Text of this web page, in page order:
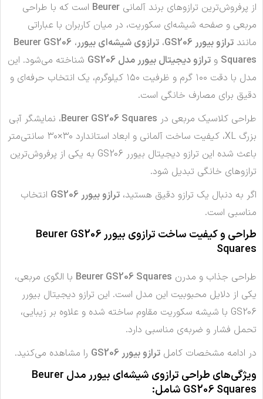
از پرفروش‌ترین ترازوهای برند آلمانی Beurer است که با طراحی
مربعی و صفحه شیشه‌ای سکوریت، در میان کاربران با عباراتی
مانند ترازو بیورر GS206 ، ترازوی شیشه‌ای بیورر، Beurer GS206
Squares و ترازو دیجیتال بیورر مدل GS206
شناخته می‌شود. این
مدل با دقت ۱۰۰ گرم و ظرفیت ۱۵۰ کیلوگرم، یک انتخاب حرفه‌ای و
دقیق برای مصارف خانگی است.
طراحی کلاسیک مربعی در Beurer GS206 Squares، نمایشگر آبی
بزرگ XL، کیفیت ساخت آلمانی و ابعاد استاندارد ۳۰×۳۰ سانتی‌متر
باعث شده این ترازو دیجیتال بیورر GS206 به یکی از پرفروش‌ترین
ترازوهای خانگی تبدیل شود.
اگر به دنبال یک ترازو دقیق هستید، ترازو بیورر GS206
انتخاب
مناسبی است.
طراحی و کیفیت ساخت ترازوی بیورر Beurer GS206
Squares
طراحی جذاب و مدرن Beurer GS206 Squares با الگوی مربعی،
یکی از دلایل محبوبیت این مدل است. این ترازو دیجیتال بیورر
GS206 با شیشه سکوریت مقاوم ساخته شده و علاوه بر زیبایی،
تحمل فشار و ضربه‌ی مناسبی دارد.
در ادامه مشخصات کامل ترازو بیورر GS206 را مشاهده می‌کنید.
ویژگی‌های طراحی ترازوی شیشه‌ای بیورر مدل Beurer
GS206 Squares شامل: